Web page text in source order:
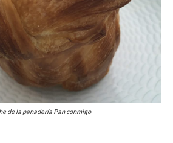
de la panadería Pan conmigo